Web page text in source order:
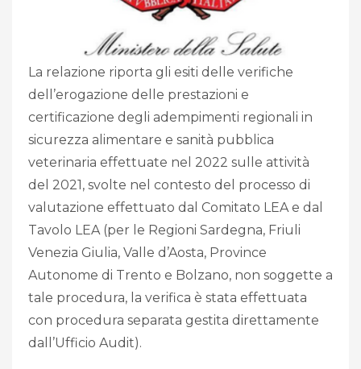
La relazione riporta gli esiti delle verifiche
dell’erogazione delle prestazioni e
certificazione degli adempimenti regionali in
sicurezza alimentare e sanità pubblica
veterinaria effettuate nel 2022 sulle attività
del 2021, svolte nel contesto del processo di
valutazione effettuato dal Comitato LEA e dal
Tavolo LEA (per le Regioni Sardegna, Friuli
Venezia Giulia, Valle d’Aosta, Province
Autonome di Trento e Bolzano, non soggette a
tale procedura, la verifica è stata effettuata
con procedura separata gestita direttamente
dall’Ufficio Audit).